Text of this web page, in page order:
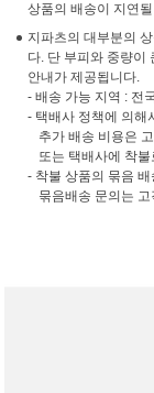
상품의 배송이 지연
지파츠의 대부분의
다. 단 부피와 중량이
안내가 제공됩니다.
- 배송 가능 지역 : 전
- 택배사 정책에 의해
추가 배송 비용은
또는 택배사에 착
- 착불 상품의 묶음
묶음배송 문의는